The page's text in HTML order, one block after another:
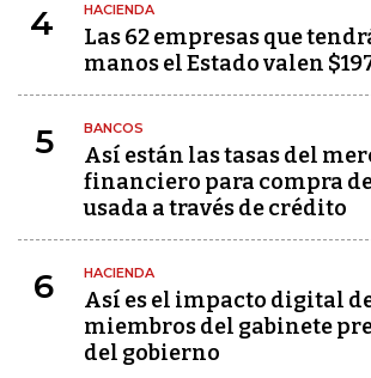
4 HACIENDA
Las 62 empresas que
manos el Estado valen
5 BANCOS
Así están las tasas del
financiero para compra
usada a través de crédito
6 HACIENDA
Así es el impacto digital
miembros del gabinete
del gobierno